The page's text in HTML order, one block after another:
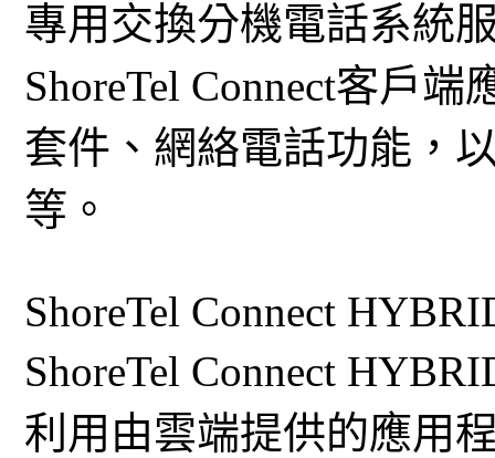
專用交換分機電話系統
ShoreTel Connect客戶
套件、網絡電話功能，
等。
ShoreTel Connect
ShoreTel Connect
利用由雲端提供的應用